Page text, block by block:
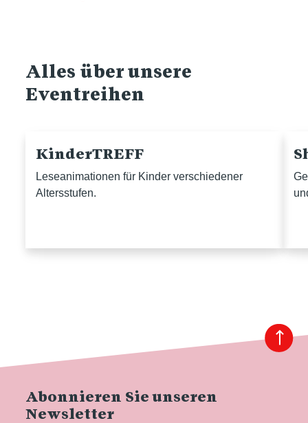
Alles über unsere
Eventreihen
KinderTREFF
Leseanimationen für Kinder verschiedener
Altersstufen.
Abonnieren Sie unseren
Newsletter